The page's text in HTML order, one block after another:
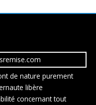
de nature purement
libère
concernant tout